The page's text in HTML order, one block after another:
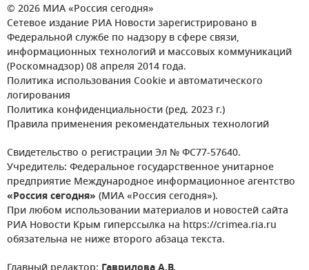
© 2026 МИА «Россия сегодня»
Сетевое издание РИА Новости зарегистрировано в
Федеральной службе по надзору в сфере связи,
информационных технологий и массовых коммуникаций
(Роскомнадзор) 08 апреля 2014 года.
Политика использования Cookie и автоматического
логирования
Политика конфиденциальности (ред. 2023 г.)
Правила применения рекомендательных технологий
Свидетельство о регистрации Эл № ФС77-57640.
Учредитель: Федеральное государственное унитарное
предприятие Международное информационное агентство
«Россия сегодня» (МИА «Россия сегодня»).
При любом использовании материалов и новостей сайта
РИА Новости Крым гиперссылка на https://crimea.ria.ru
обязательна не ниже второго абзаца текста.